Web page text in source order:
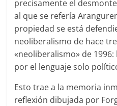
precisamente el
al que se refería
propiedad se está
neoliberalismo de hace
«neoliberalismo» de
por el lenguaje solo
Esto trae a la memoria
reflexión dibujada por